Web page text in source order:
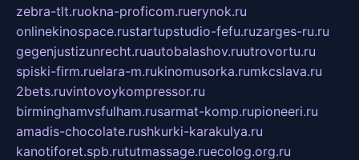
zebra-tlt.ruokna-proficom.ruerynok.ru
onlinekinospace.rustartupstudio-fefu.ruzarges-ru.ru
gegenjustizunrecht.ruautobalashov.ruutrovortu.ru
spiski-firm.ruelara-m.rukinomusorka.rumkcslava.ru
2bets.ruvintovoykompressor.ru
birminghamvsfulham.rusarmat-komp.rupioneeri.ru
amadis-chocolate.rushkurki-karakulya.ru
kanotiforet.spb.rututmassage.ruecolog.org.ru